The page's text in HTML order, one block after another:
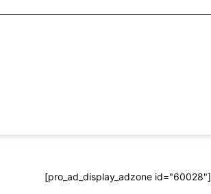
[pro_ad_display_adzone id="60028"]